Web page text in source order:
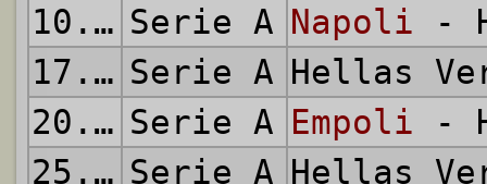
10.04.2016 Serie A Napoli -
17.04.2016 Serie A Hellas
20.04.2016 Serie A Empoli -
25.04.2016 Serie A Hellas